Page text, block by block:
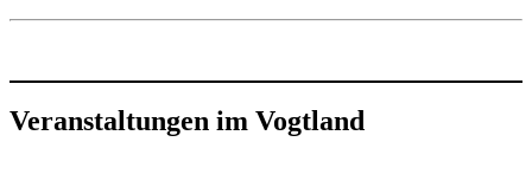
Veranstaltungen im Vogtland